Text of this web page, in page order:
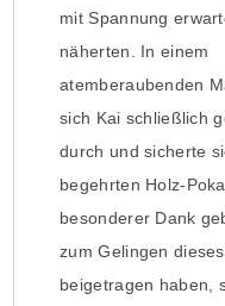
mit Spannung
näherten. In einem
atemberaubenden
sich Kai schließlich
durch und sicherte
begehrten Holz-
besonderer Dank
zum Gelingen
beigetragen haben,